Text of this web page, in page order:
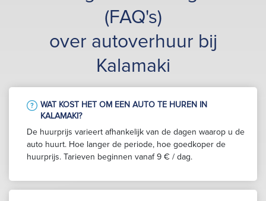
(FAQ's)
over autoverhuur bij
Kalamaki
WAT KOST HET OM EEN AUTO TE HUREN IN
KALAMAKI?
De huurprijs varieert afhankelijk van de dagen waarop u de
auto huurt. Hoe langer de periode, hoe goedkoper de
huurprijs. Tarieven beginnen vanaf 9 € / dag.